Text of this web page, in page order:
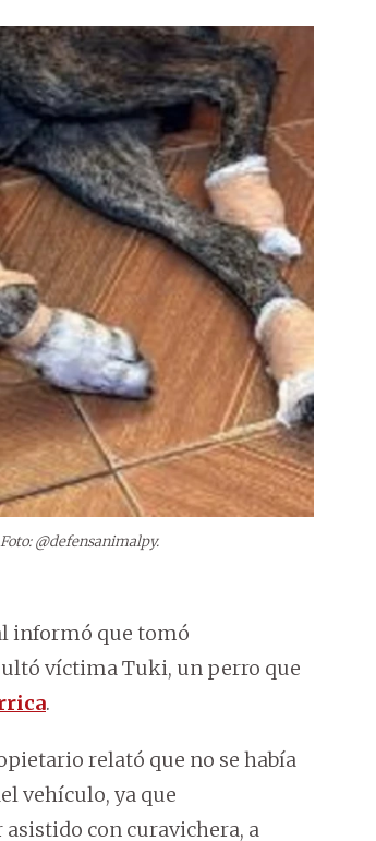
Foto: @defensanimalpy.
informó que tomó
víctima Tuki, un perro que
.
relató que no se había
vehículo, ya que
con curavichera, a